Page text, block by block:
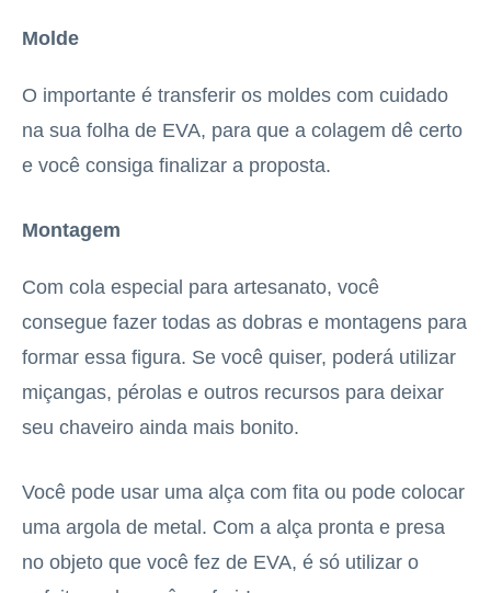
Molde
O importante é transferir os moldes com cuidado
na sua folha de EVA, para que a colagem dê certo
e você consiga finalizar a proposta.
Montagem
Com cola especial para artesanato, você
consegue fazer todas as dobras e montagens para
formar essa figura. Se você quiser, poderá utilizar
miçangas, pérolas e outros recursos para deixar
seu chaveiro ainda mais bonito.
Você pode usar uma alça com fita ou pode colocar
uma argola de metal. Com a alça pronta e presa
no objeto que você fez de EVA, é só utilizar o